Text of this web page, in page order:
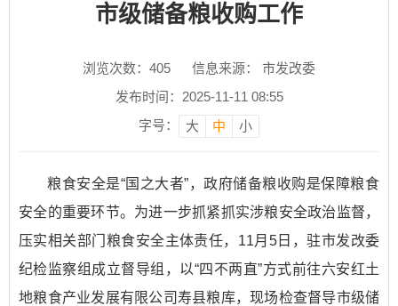
市级储备粮收购工作
浏览次数： 405
信息来源： 市发改委
发布时间：2025-11-11 08:55
字号：
大 中 小
粮食安全是“国之大者”，政府储备粮收购是保障粮食
安全的重要环节。为进一步抓紧抓实涉粮安全政治监督，
压实相关部门粮食安全主体责任，11月5日，驻市发改委
纪检监察组成立督导组，以“四不两直”方式前往六安红土
地粮食产业发展有限公司寿县粮库，现场检查督导市级储